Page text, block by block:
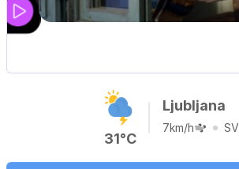
UEFA SUPERPOKAL
31°C
Ljubljana
7km/h SV